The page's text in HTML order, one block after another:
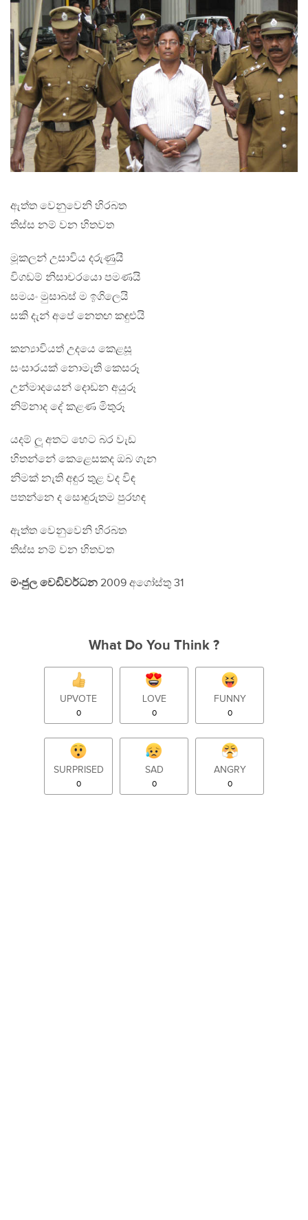
ඇත්ත වෙනුවෙනි හිරබත
තිස්ස නම් වන හිතවත
මූකලන් උසාවිය දරුණුයි
විගඩම් නිසාචරයො පමණයි
සමයං මුසාබස් ම ඉගිලෙයි
සකි දැන් අපේ නෙතඟ කඳුළුයි
කන්‍යාවියත් උදයෙ කෙළසූ
සංසාරයක් නොමැති කෙසරූ
උන්මාදයෙන් දොඩන අයුරූ
නිම්නාද දේ කළණ මිතුරූ
යදම් ලූ අතට හෙට බර වැඩ
හිතන්නේ කෙළෙසකද ඔබ ගැන
නිමක් නැති අඳුර තුළ වද විඳ
පතන්නෙ ද සොඳුරුතම පුරහඳ
ඇත්ත වෙනුවෙනි හිරබත
තිස්ස නම් වන හිතවත
මංජුල වෙඩිවර්ධන 2009 අගෝස්තු 31
What Do You Think ?
UPVOTE
0
LOVE
0
FUNNY
0
SURPRISED
0
SAD
0
ANGRY
0